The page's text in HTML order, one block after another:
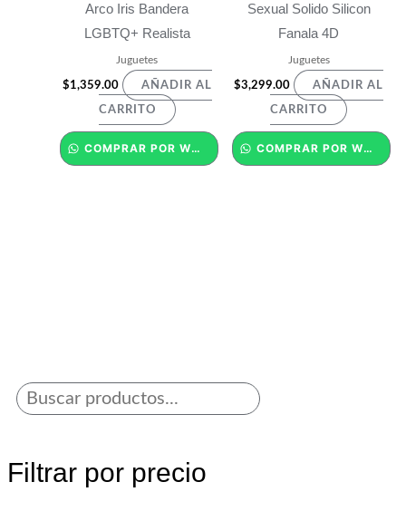
Filtrar por precio
Arco Iris Bandera
LGBTQ+ Realista
Juguetes
$1,359.00 AÑADIR AL
CARRITO
COMPRAR POR WHATSAPP
Sexual Solido Silicon
Fanala 4D
Juguetes
$3,299.00 AÑADIR AL
CARRITO
COMPRAR POR WHATSAPP